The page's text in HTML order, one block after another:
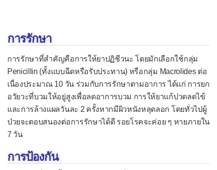
ต่อมลูกหมากอักเสบ
ไซนัสอักเสบ
ถุงน้ำดีอักเสบ
ท่อน้ำดีอักเสบ
ท่อปัสสาวะอักเสบ
แผลริมอ่อน
การรักษา
การรักษาที่สำคัญคือการให้ยาปฏิชีวนะ โดยมักเลือกใช้กลุ่ม
Penicillin (ทั้งแบบฉีดหรือรับประทาน) หรือกลุ่ม Macrolides ต่อ
เนื่องประมาณ 10 วัน ร่วมกับการรักษาตามอาการ ได้แก่ การยก
อวัยวะที่บวมให้อยู่สูงเพื่อลดอาการบวม การให้ยาแก้ปวดลดไข้
และการล้างแผลวันละ 2 ครั้งหากมีผิวหนังหลุดลอก โดยทั่วไปผู้
ป่วยจะตอบสนองต่อการรักษาได้ดี รอยโรคจะค่อย ๆ หายภายใน
7 วัน
การป้องกัน